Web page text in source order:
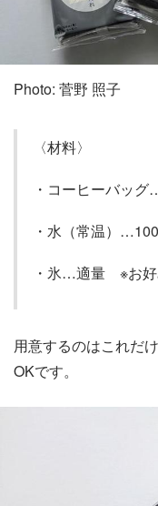
Photo: 菅野 照子
〈材料〉
・コーヒーバッ
・水（常温）
・氷…適量 ※お
用意するのはこれだ
OKです。